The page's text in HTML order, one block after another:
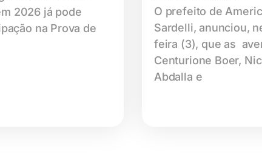
2026 já pode
na Prova de
O prefeito de
Sardelli, anunciou,
feira (3), que as
Centurione Boer,
Abdalla e